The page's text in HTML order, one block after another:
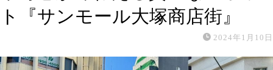
ト『サンモール大塚商店街』
2024年1月10日